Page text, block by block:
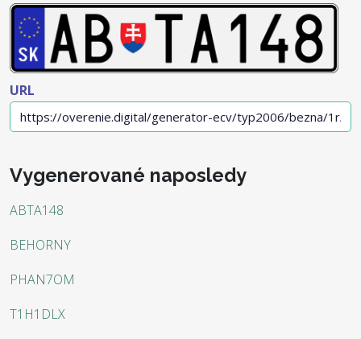
URL
Vygenerované naposledy
ABTA148
BEHORNY
PHAN7OM
T1H1DLX